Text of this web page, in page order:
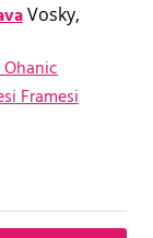
Vosky,
Ohanic
Framesi